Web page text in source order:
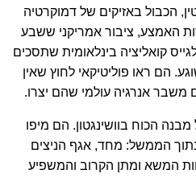
הכבול באזיקים של דמוקרטיה
האמצע, ציבור אמריקני ששבע
קואליציה בינלאומית שתסכים
הם ראו פוליטיקאי לחוץ שאין
משבר אנרגיה עולמי שהם יצרו.
הכוח בוושינגטון. הם מיפו
הממשל: מחד, אגף הניצים
המשא ומתן הקרוב והמשפיע